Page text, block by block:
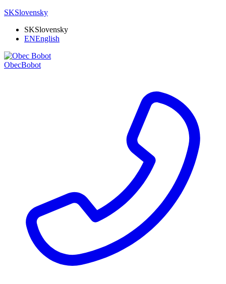
SKSlovensky
SKSlovensky
ENEnglish
ObecBobot